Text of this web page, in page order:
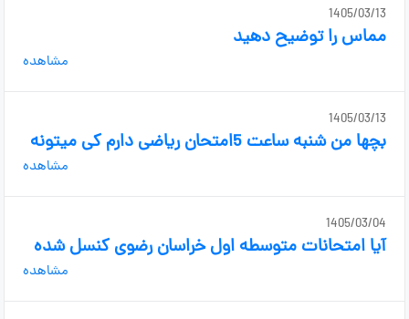
1405/03/13
مماس را توضیح دهید
مشاهده
1405/03/13
بچها من شنبه ساعت 5امتحان ریاضی دارم کی میتونه
مشاهده
1405/03/04
آیا امتحانات متوسطه اول خراسان رضوی کنسل شده
مشاهده